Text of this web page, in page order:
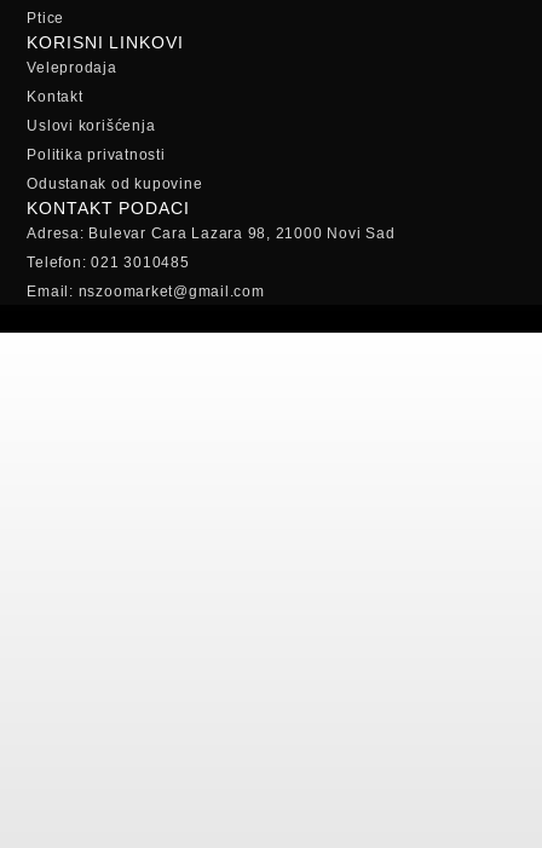
Ptice
KORISNI LINKOVI
Veleprodaja
Kontakt
Uslovi korišćenja
Politika privatnosti
Odustanak od kupovine
KONTAKT PODACI
Adresa: Bulevar Cara Lazara 98, 21000 Novi Sad
Telefon: 021 3010485
Email: nszoomarket@gmail.com